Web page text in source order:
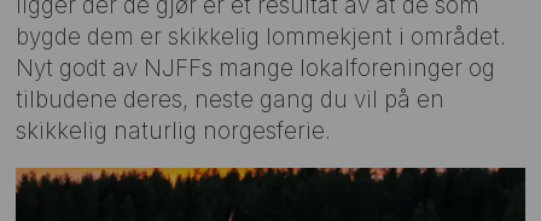
bygde dem er skikkelig lommekjent i området.
Nyt godt av NJFFs mange lokalforeninger og
tilbudene deres, neste gang du vil på en
skikkelig naturlig norgesferie.